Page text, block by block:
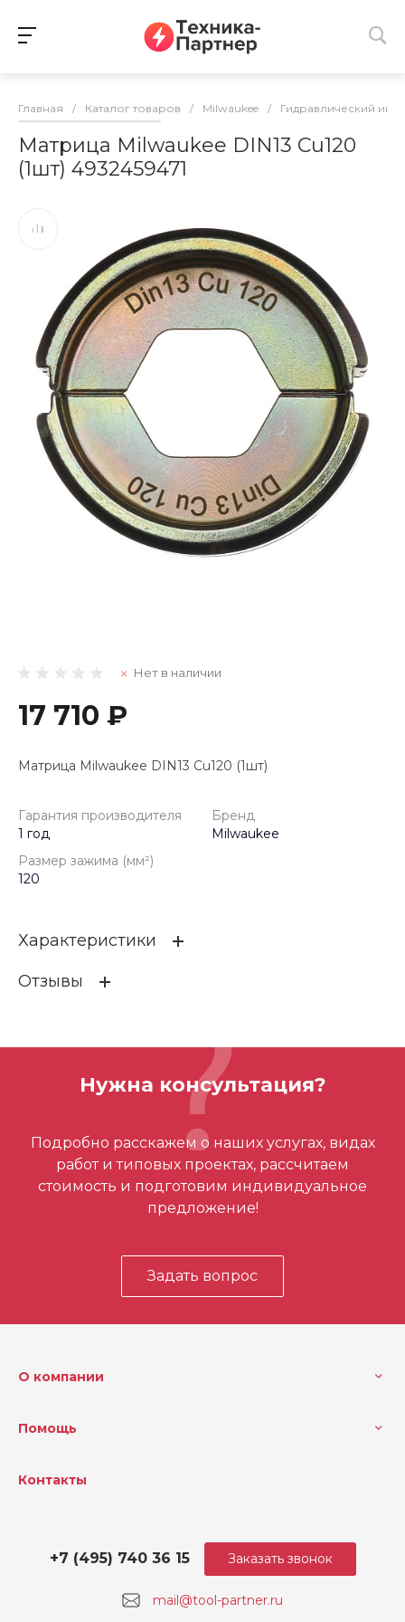
Главная / Каталог товаров / Milwaukee / Гидравлический
Матрица Milwaukee DIN13 Cu120
(1шт) 4932459471
Нет в наличии
17 710 ₽
Матрица Milwaukee DIN13 Cu120 (1шт)
Гарантия производителя
1 год
Бренд
Milwaukee
Размер зажима (мм²)
120
Характеристики
Гарантия производителя
120
Отзывы
Отзывов ещё нет – ваш может стать
первым
Нужна консультация?
Подробно расскажем о наших услугах, видах
работ и типовых проектах, рассчитаем
стоимость и подготовим индивидуальное
предложение!
Задать вопрос
О компании
Помощь
Контакты
mail@tool-partner.ru
+7 (495) 740 36 15 Заказать звонок